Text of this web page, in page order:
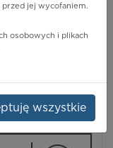
jej wycofaniem.
osobowych i plikach
wszystkie